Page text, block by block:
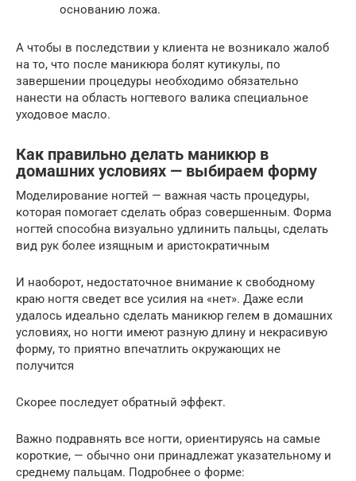
основанию ложа.
А чтобы в последствии у клиента не возникало жалоб
на то, что после маникюра болят кутикулы, по
завершении процедуры необходимо обязательно
нанести на область ногтевого валика специальное
уходовое масло.
Как правильно делать маникюр в
домашних условиях — выбираем форму
Моделирование ногтей — важная часть процедуры,
которая помогает сделать образ совершенным. Форма
ногтей способна визуально удлинить пальцы, сделать
вид рук более изящным и аристократичным
И наоборот, недостаточное внимание к свободному
краю ногтя сведет все усилия на «нет». Даже если
удалось идеально сделать маникюр гелем в домашних
условиях, но ногти имеют разную длину и некрасивую
форму, то приятно впечатлить окружающих не
получится
Скорее последует обратный эффект.
Важно подравнять все ногти, ориентируясь на самые
короткие, — обычно они принадлежат указательному и
среднему пальцам. Подробнее о форме: